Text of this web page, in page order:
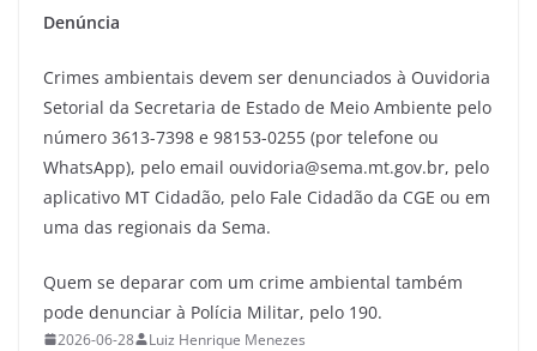
Denúncia
Crimes ambientais devem ser denunciados à Ouvidoria
Setorial da Secretaria de Estado de Meio Ambiente pelo
número 3613-7398 e 98153-0255 (por telefone ou
WhatsApp), pelo email ouvidoria@sema.mt.gov.br, pelo
aplicativo MT Cidadão, pelo Fale Cidadão da CGE ou em
uma das regionais da Sema.
Quem se deparar com um crime ambiental também
pode denunciar à Polícia Militar, pelo 190.
2026-06-28 Luiz Henrique Menezes